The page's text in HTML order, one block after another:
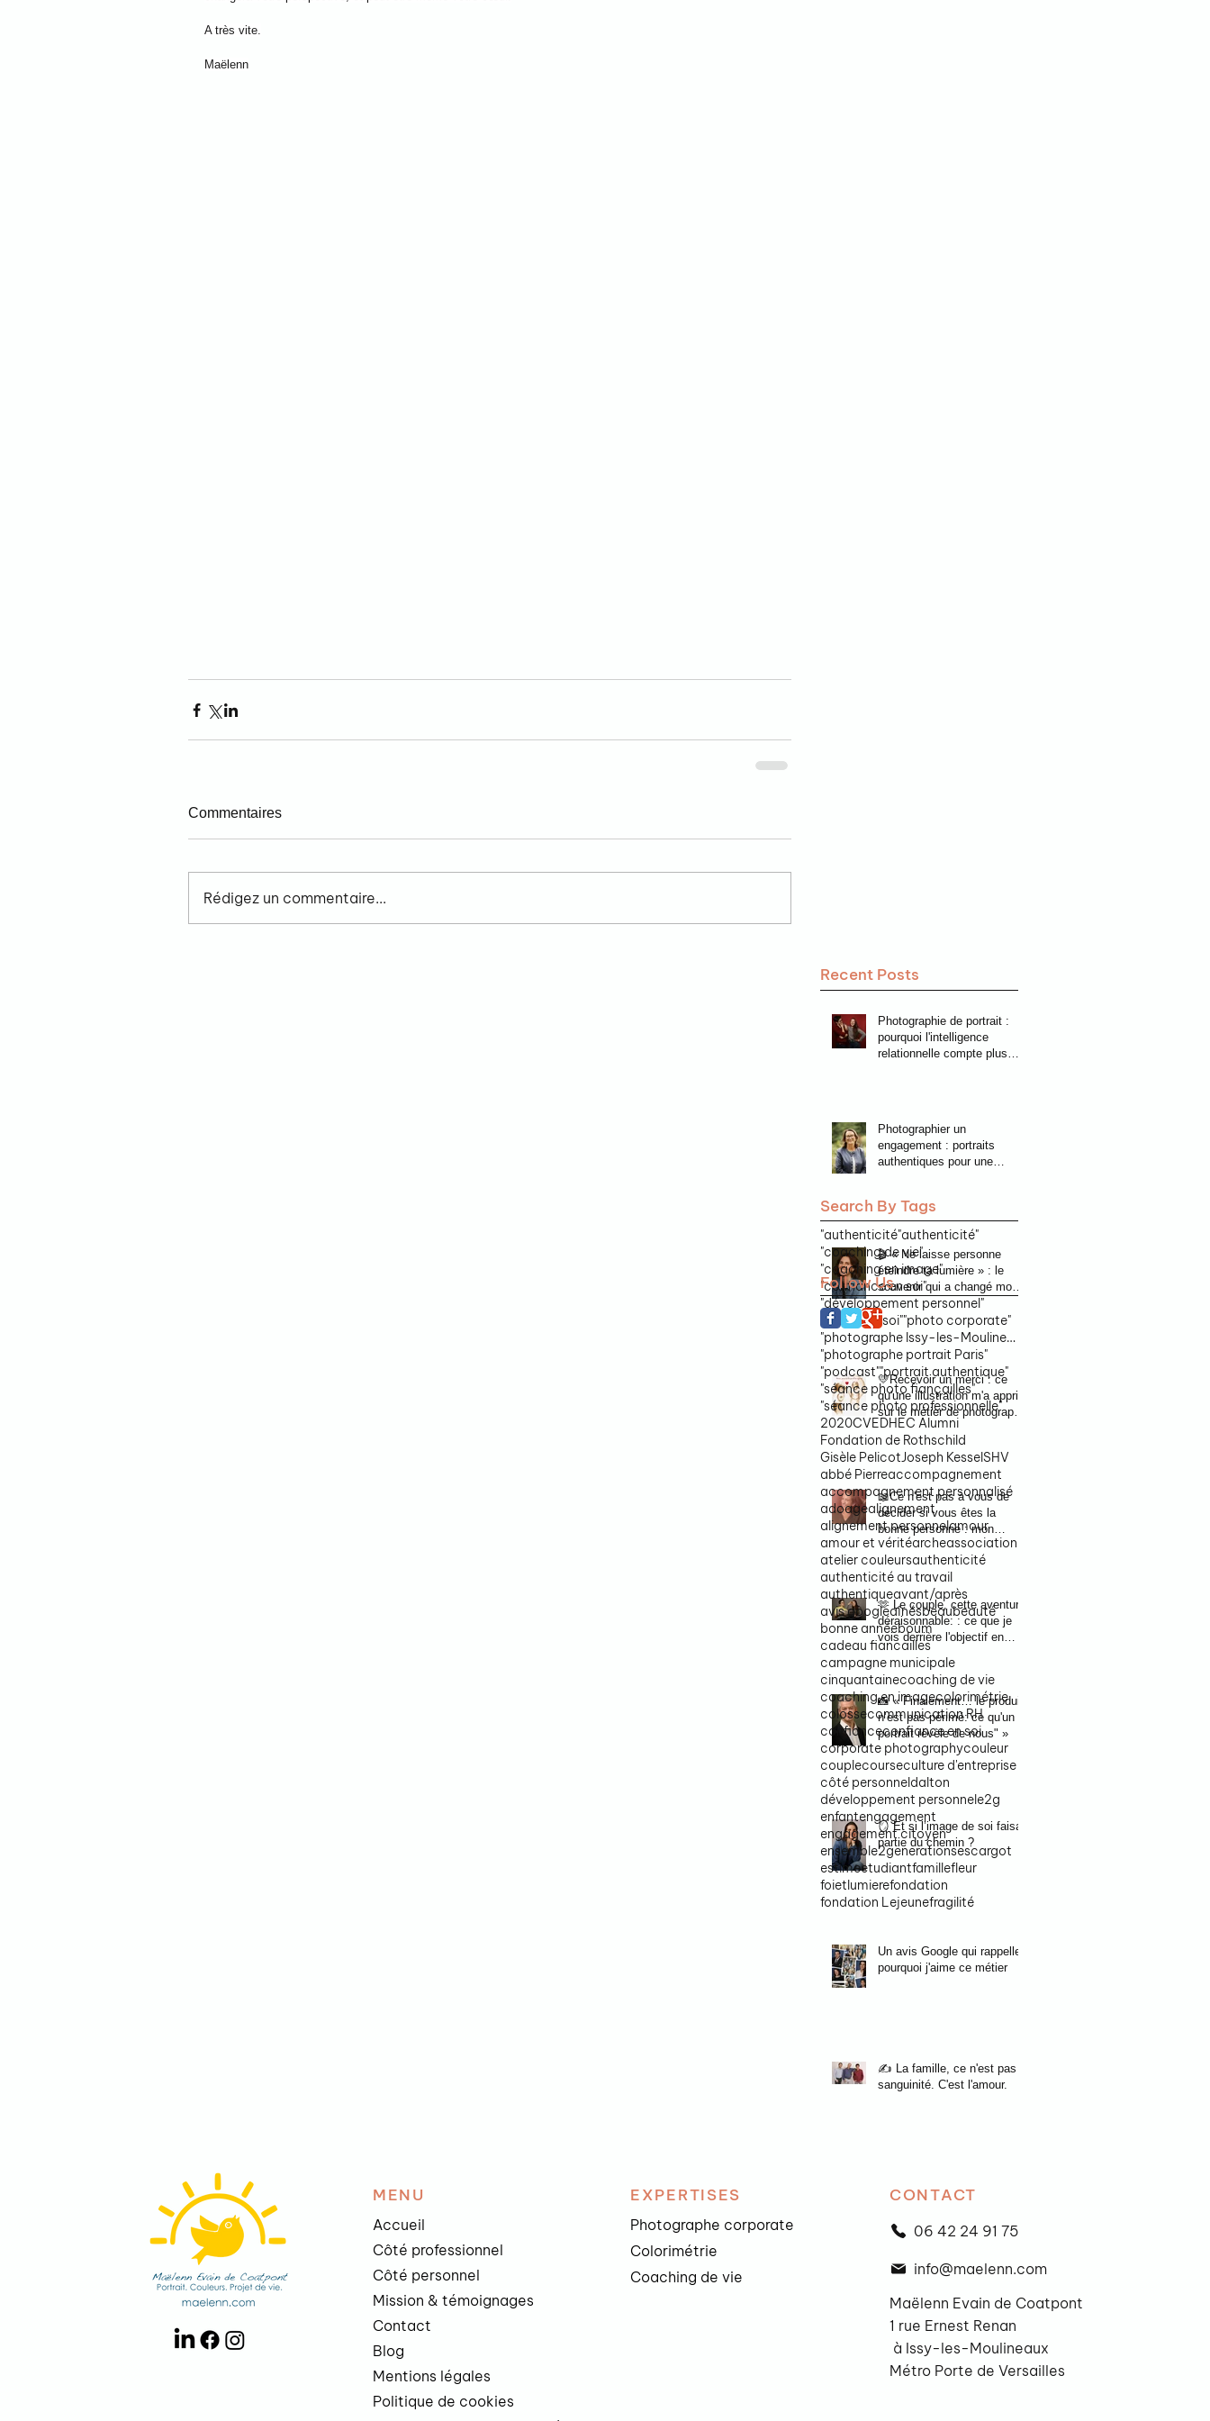
A très vite.
Maëlenn
Commentaires
Rédigez un commentaire...
Recent Posts
Photographie de portrait :
pourquoi l'intelligence
relationnelle compte plus
Photographier un
engagement : portraits
authentiques pour une
🎬 « Ne laisse personne
éteindre ta lumière » : le
souvenir qui a changé mon
regard sur l'authenticité
💛Recevoir un merci : ce
qu'une illustration m'a appris
sur le métier de photographe
portraitiste
📖Ce n'est pas à vous de
décider si vous êtes la
bonne personne : mon
invitation au podcast du
magazine Zélie
🫶 Le couple, cette aventure
déraisonnable: : ce que je
vois derrière l'objectif en
photographiant des fiancés
📸 « Finalement… le produit
n’est pas périmé: ce qu'un
portrait révèle de nous" »
🪞 Et si l’image de soi faisait
partie du chemin ?
Un avis Google qui rappelle
pourquoi j'aime ce métier
✍️ La famille, ce n'est pas la
sanguinité. C'est l'amour.
Search By Tags
"authenticité"authenticité"
"coaching de vie"
"coaching en image"
"confiance en soi"
"développement personnel"
"image de soi""photo corporate"
"photographe Issy-les-Moulineaux"
"photographe portrait Paris"
"podcast""portrait authentique"
"séance photo fiançailles"
"séance photo professionnelle"
2020CVEDHEC Alumni
Fondation de Rothschild
Gisèle PelicotJoseph Kessel SHV
abbé Pierreaccompagnement
accompagnement personnalisé
adoagealignement
alignement personnelamour
amour et véritéarcheassociation
atelier couleursauthenticité
authenticité au travail
authentiqueavant/après
avis googleaînésbeaubeauté
bonne annéeboum
cadeau fiancailles
campagne municipale
cinquantainecoaching de vie
coaching en imagecolorimétrie
colossecommunication RH
confianceconfiance en soi
corporate photographycouleur
couplecourseculture d'entreprise
côté personnel dalton
développement personnel e2g
enfantengagement
engagement citoyen
ensemble2generationsescargot
estimeetudiantfamillefleur
foietlumierefondation
fondation Lejeunefragilité
Follow Us
MENU
Accueil
Côté professionnel
Côté personnel
Mission & témoignages
Contact
Blog
Mentions légales
Politique de cookies
EXPERTISES
Photographe corporate
Colorimétrie
Coaching de vie
CONTACT
06 42 24 91 75
info@maelenn.com
Maëlenn Evain de Coatpont
1 rue Ernest Renan
à Issy-les-Moulineaux
Métro Porte de Versailles